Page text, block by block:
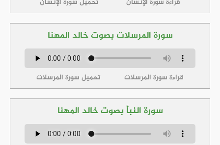
سورة المرسلات بصوت خالد المهنا
قراءة سورة المرسلات تحميل سورة المرسلات
سورة النبأ بصوت خالد المهنا